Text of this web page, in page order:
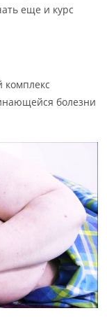
еще и курс
болезни